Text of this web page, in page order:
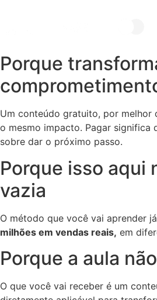
Porque
Um conteúdo gratuito, por melhor
o mesmo impacto. Pagar significa
sobre dar o próximo passo.
Porque isso aqui
vazia
O método que você vai aprender
milhões em vendas reais, em
Porque a aula
O que você vai receber é um